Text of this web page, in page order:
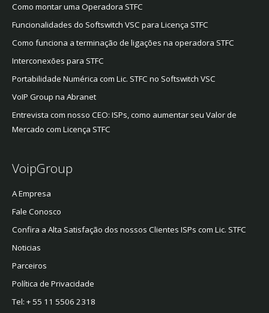
Como montar uma Operadora STFC
Funcionalidades do Softswitch VSC para Licença STFC
Como funciona a terminação de ligações na operadora STFC
Interconexões para STFC
Portabilidade Numérica com Lic. STFC no Softswitch VSC
VoIP Group na Abranet
Entrevista com nosso CEO: ISPs, como aumentar seu Valor de
Mercado com Licença STFC
VoipGroup
A Empresa
Fale Conosco
Confira a Alta Satisfação dos nossos Clientes ISPs com Lic. STFC
Noticias
Parceiros
Política de Privacidade
Tel: + 55 11 5506 2318